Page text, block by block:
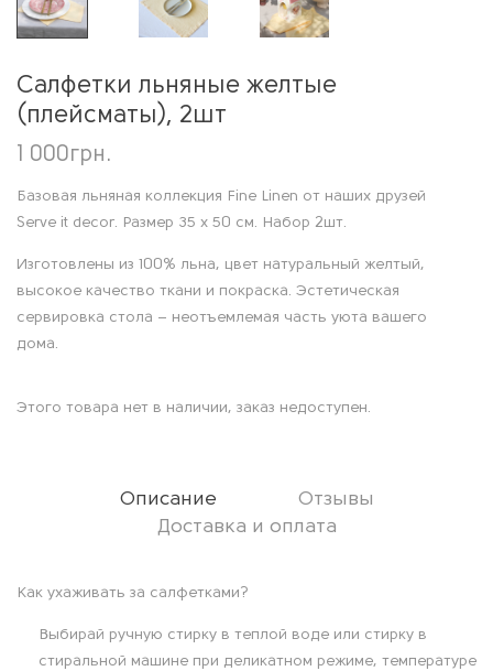
Салфетки льняные желтые
(плейсматы), 2шт
1 000грн.
Базовая льняная коллекция Fine Linen от наших друзей
Serve it decor. Размер 35 х 50 см. Набор 2шт.
Изготовлены из 100% льна, цвет натуральный желтый,
высокое качество ткани и покраска. Эстетическая
сервировка стола – неотъемлемая часть уюта вашего
дома.
Этого товара нет в наличии, заказ недоступен.
Описание
Отзывы
Доставка и оплата
О
Как ухаживать за салфетками?
Выбирай ручную стирку в теплой воде или стирку в
стиральной машине при деликатном режиме, температуре